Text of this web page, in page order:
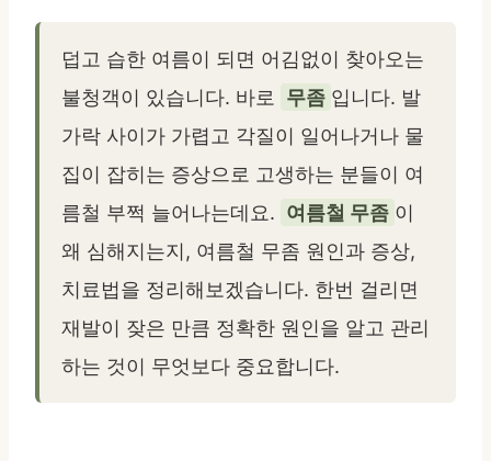
덥고 습한 여름이 되면 어김없이 찾아오는
불청객이 있습니다. 바로
무좀 입니다. 발
가락 사이가 가렵고 각질이 일어나거나 물
집이 잡히는 증상으로 고생하는 분들이 여
름철 부쩍 늘어나는데요. 여름철 무좀 이
왜 심해지는지, 여름철 무좀 원인과 증상,
치료법을 정리해보겠습니다. 한번 걸리면
재발이 잦은 만큼 정확한 원인을 알고 관리
하는 것이 무엇보다 중요합니다.